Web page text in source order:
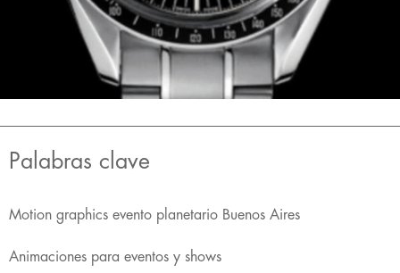
Palabras clave
Motion graphics evento planetario Buenos Aires
Animaciones para eventos y shows